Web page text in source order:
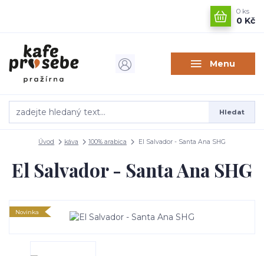
Menu
Hledat
0 ks
0 Kč
Úvod káva 100% arabica El Salvador - Santa Ana SHG
El Salvador - Santa Ana SHG
Novinka